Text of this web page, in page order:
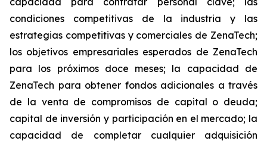
condiciones competitivas de la industria y las
estrategias competitivas y comerciales de ZenaTech;
los objetivos empresariales esperados de ZenaTech
para los próximos doce meses; la capacidad de
ZenaTech para obtener fondos adicionales a través
de la venta de compromisos de capital o deuda;
capital de inversión y participación en el mercado; la
capacidad de completar cualquier adquisición